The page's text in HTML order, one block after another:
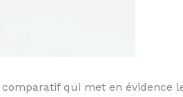
qui met en évidence